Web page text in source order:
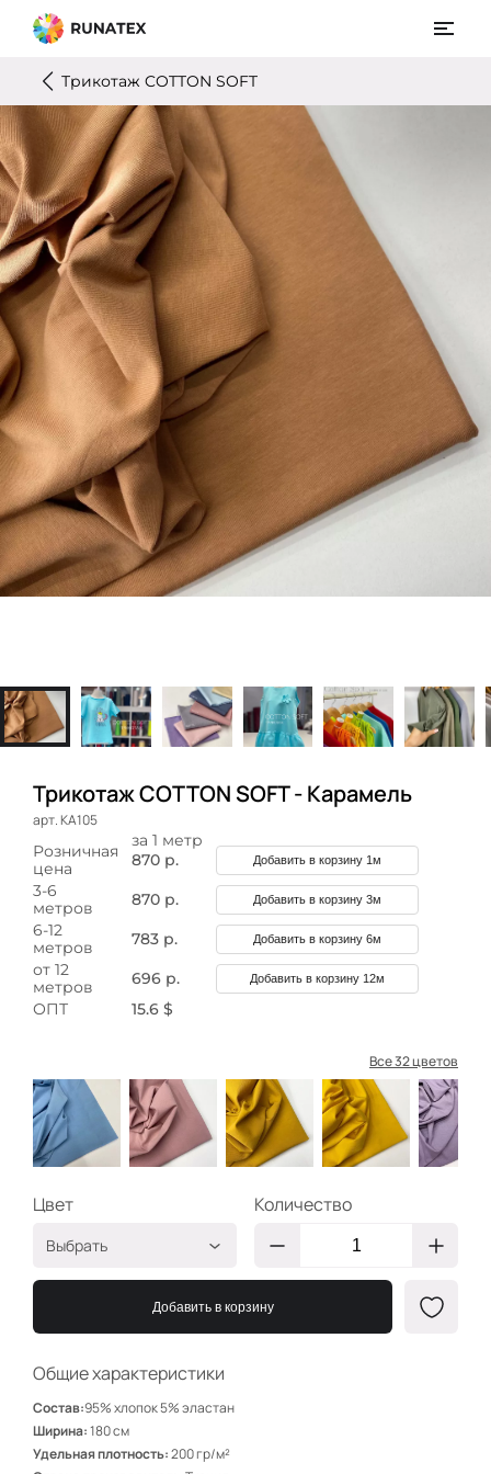
Трикотаж COTTON SOFT
Трикотаж COTTON SOFT - Карамель
арт. КА105
Общие характеристики
Состав:95% хлопок 5% эластан
Ширина:180 см
Удельная плотность:200 гр/м²
за 1 метр
Розничная
цена
870 р. Добавить в корзину 1м
3-6
метров
870 р. Добавить в корзину 3м
6-12
метров
783 р. Добавить в корзину 6м
от 12
метров
696 р. Добавить в корзину 12м
ОПТ 15.6 $
Все 32 цветов
Цвет
Выбрать
Голубой
КА101
КА103
Желток
Серолиловый
Салатный
Количество
Добавить в корзину